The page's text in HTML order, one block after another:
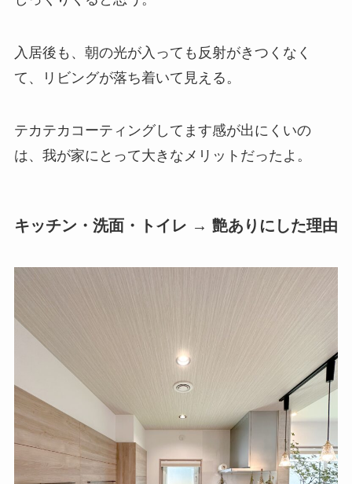
入居後も、朝の光が入っても反射がきつくなく
て、リビングが落ち着いて見える。
テカテカコーティングしてます感が出にくいの
は、我が家にとって大きなメリットだったよ。
キッチン・洗面・トイレ → 艶ありにした理由